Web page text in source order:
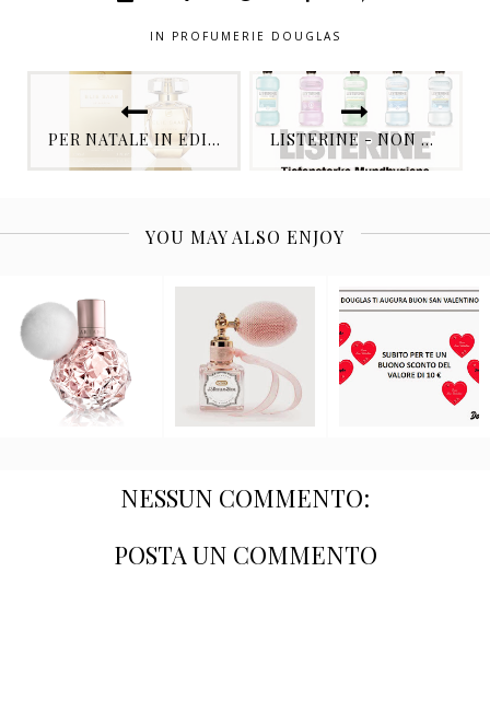
IN PROFUMERIE DOUGLAS
PER NATALE IN EDIZIONE LIMITATA ELIE SAAB EAU DE PARFUM - L'EDIZIONE OR LISTERINE - NON BASTA PULIRE I DENTI CON LO SPAZZOLINO
YOU MAY ALSO ENJOY
NESSUN COMMENTO:
POSTA UN COMMENTO